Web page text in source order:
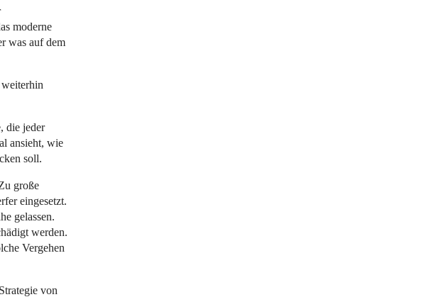
moderne
was auf dem
die jeder
ansieht, wie
soll.
große
eingesetzt.
gelassen.
werden.
Vergehen
von